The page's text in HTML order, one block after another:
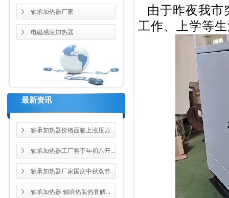
轴承加热器厂家
电磁感应加热器
最新资讯
轴承加热器价格面临上涨压力...
轴承加热器工厂将于年初八开...
轴承加热器厂家国庆中秋双节...
轴承加热器 轴承热装热套解...
由于昨夜我市
工作、上学等